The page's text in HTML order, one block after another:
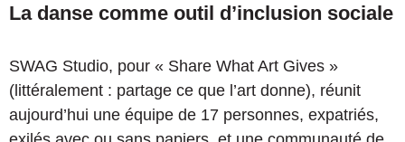
La danse comme outil d’inclusion sociale
SWAG Studio, pour « Share What Art Gives »
(littéralement : partage ce que l’art donne), réunit
aujourd’hui une équipe de 17 personnes, expatriés,